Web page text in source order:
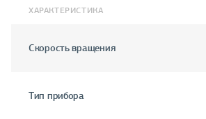
ХАРАКТЕРИСТИКА
Скорость вращения
Тип прибора